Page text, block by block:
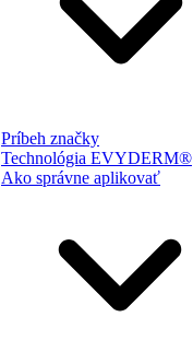
Príbeh značky
Technológia EVYDERM®
Ako správne aplikovať